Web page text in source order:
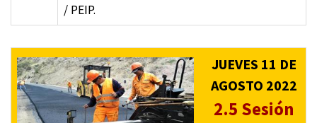
/ PEIP.
JUEVES 11 DE
AGOSTO 2022
2.5 Sesión